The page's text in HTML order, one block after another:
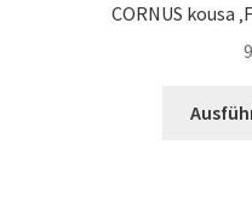
CORNUS kousa